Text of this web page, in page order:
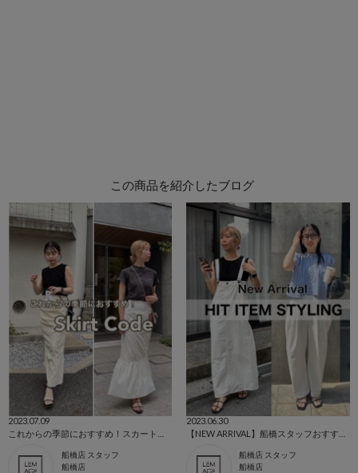
この商品を紹介したブログ
2023.07.09
船橋店 スタッフ
船橋店
2023.06.30
船橋店 スタッフ
船橋店